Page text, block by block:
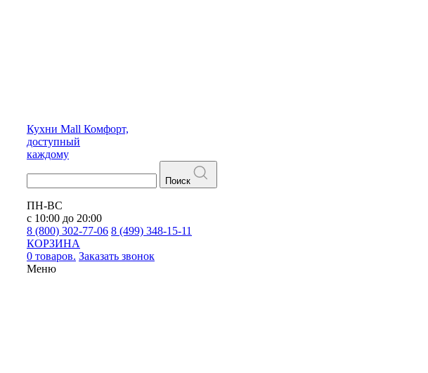
Кухни Mall Комфорт,
доступный
каждому
Поиск
ПН-ВС
с 10:00 до 20:00
8 (800) 302-77-06 8 (499) 348-15-11
КОРЗИНА
0 товаров. Заказать звонок
Меню